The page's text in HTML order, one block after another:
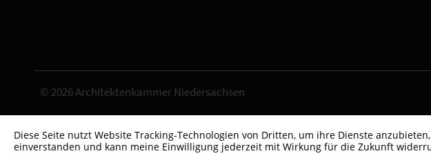
© 2026 Architektenkammer Niedersachsen
Diese Seite nutzt Website Tracking-Technologien von Dritten, um ihre Dienste
einverstanden und kann meine Einwilligung jederzeit mit Wirkung für die Zukunft